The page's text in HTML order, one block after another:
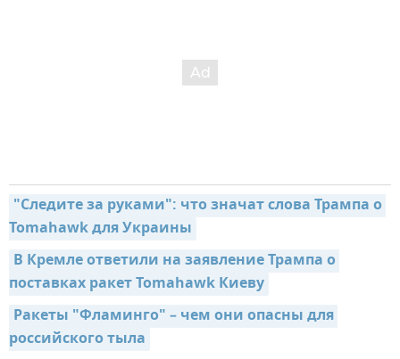
"Следите за руками": что значат слова Трампа о
Tomahawk для Украины
В Кремле ответили на заявление Трампа о
поставках ракет Tomahawk Киеву
Ракеты "Фламинго" – чем они опасны для
российского тыла